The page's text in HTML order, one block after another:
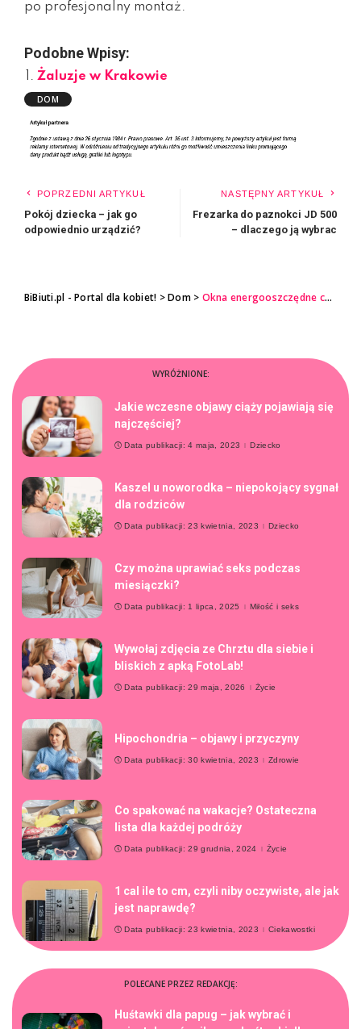
po profesjonalny montaż.
Podobne Wpisy:
Żaluzje w Krakowie
DOM
POPRZEDNI ARTYKUŁ
Pokój dziecka – jak go
odpowiednio urządzić?
NASTĘPNY ARTYKUŁ
Frezarka do paznokci JD 500
– dlaczego ją wybrac
BiBiuti.pl - Portal dla kobiet! >Dom> Okna energooszczędne czyli jakie?
WYRÓŻNIONE:
Jakie wczesne objawy ciąży pojawiają się
najczęściej?
Data publikacji: 4 maja, 2023 Dziecko
Kaszel u noworodka – niepokojący sygnał
dla rodziców
Data publikacji: 23 kwietnia, 2023 Dziecko
Czy można uprawiać seks podczas
miesiączki?
Data publikacji: 1 lipca, 2025 Miłość i seks
Wywołaj zdjęcia ze Chrztu dla siebie i
bliskich z apką FotoLab!
Data publikacji: 29 maja, 2026 Życie
Hipochondria – objawy i przyczyny
Data publikacji: 30 kwietnia, 2023 Zdrowie
Co spakować na wakacje? Ostateczna
lista dla każdej podróży
Data publikacji: 29 grudnia, 2024 Życie
1 cal ile to cm, czyli niby oczywiste, ale jak
jest naprawdę?
Data publikacji: 23 kwietnia, 2023 Ciekawostki
POLECANE PRZEZ REDAKCJĘ:
Huśtawki dla papug – jak wybrać i